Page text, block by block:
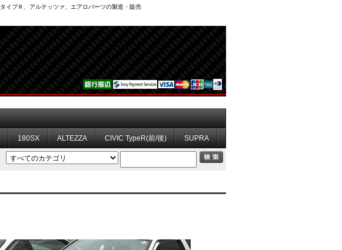
イプＲ、アルテッツァ、エアロパーツの製造・販売
180SX ALTEZZA CIVIC TypeR(前/後) SUPRA